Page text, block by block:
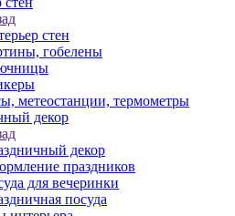
стен
гобелены
метеостанции, термометры
декор
декор
праздников
для вечеринки
посуда